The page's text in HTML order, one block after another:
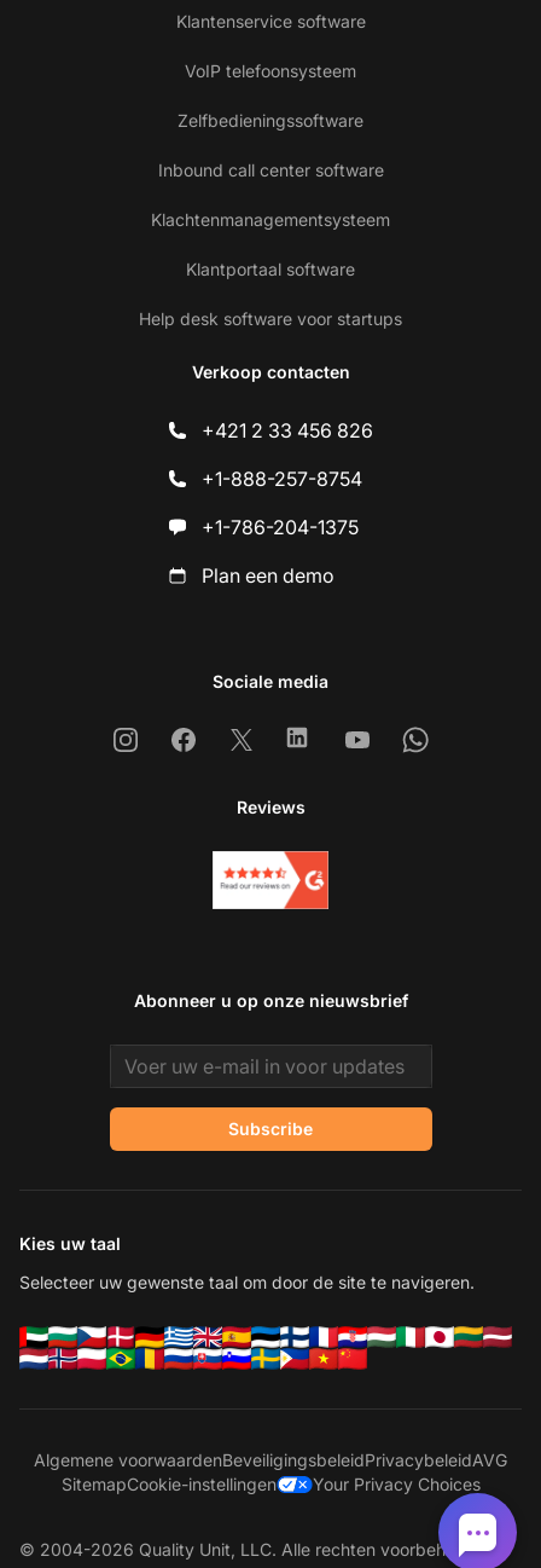
Klantenservice software
VoIP telefoonsysteem
Zelfbedieningssoftware
Inbound call center software
Klachtenmanagementsysteem
Klantportaal software
Help desk software voor startups
Verkoop contacten
+421 2 33 456 826
+1-888-257-8754
+1-786-204-1375
Plan een demo
Sociale media
InstagramFacebook
X LinkedinYoutubeWhatsapp
Reviews
Abonneer u op onze nieuwsbrief
Email address
Subscribe
Kies uw taal
Selecteer uw gewenste taal om door de site te navigeren.
Algemene voorwaardenBeveiligingsbeleidPrivacybeleidAVG
SitemapCookie-instellingen Your Privacy Choices
© 2004-2026 Quality Unit, LLC. Alle rechten voorbehouden.